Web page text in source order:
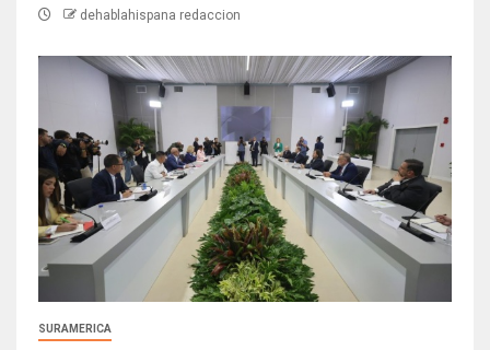
dehablahispana redaccion
SURAMERICA